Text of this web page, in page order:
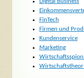
FinTech
Firmen und
Kundenservice
Marketing